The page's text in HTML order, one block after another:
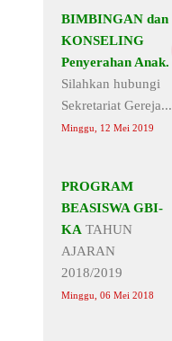
BIMBINGAN dan
KONSELING
Penyerahan Anak.
Silahkan hubungi
Sekretariat Gereja...
Minggu, 12 Mei 2019
PROGRAM
BEASISWA GBI-
KA TAHUN
AJARAN
2018/2019
Minggu, 06 Mei 2018